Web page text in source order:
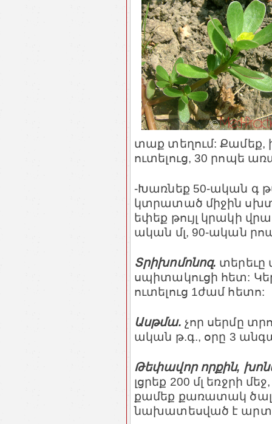
տաք տեղում: Քամեք,
ուտելուց, 30 րոպե
-Խառնեք 50-ական գ
կտրատած միջին
եփեք թույլ կրակի
ական մլ, 90-ական
Տրիխոմոնոզ. տերեւը
սպիտակուցի հետ:
ուտելուց 1ժամ հետո:
Ասթմա. չոր սերմը
ական թ.գ., օրը 3
Թեփավոր որքին,
լցրեք 200 մլ եռջրի
քամեք քառատակ
նախատեսված է